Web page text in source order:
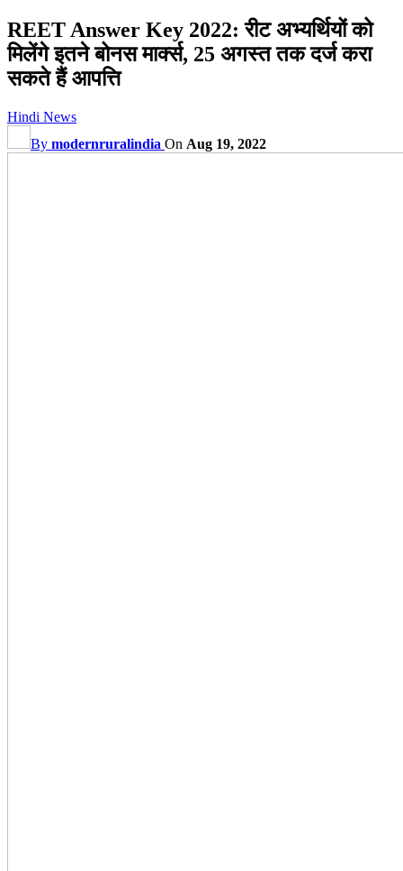
REET Answer Key 2022: रीट अभ्यर्थियों को
मिलेंगे इतने बोनस मार्क्स, 25 अगस्त तक दर्ज करा
सकते हैं आपत्ति
Hindi News
By modernruralindia On Aug 19, 2022